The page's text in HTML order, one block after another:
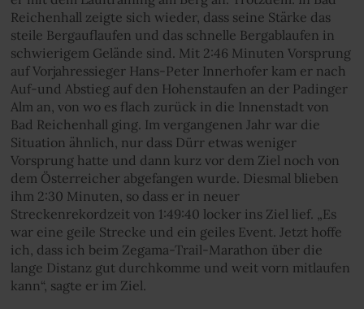
Reichenhall zeigte sich wieder, dass seine Stärke das
steile Bergauflaufen und das schnelle Bergablaufen in
schwierigem Gelände sind. Mit 2:46 Minuten Vorsprung
auf Vorjahressieger Hans-Peter Innerhofer kam er nach
Auf-und Abstieg auf den Hohenstaufen an der Padinger
Alm an, von wo es flach zurück in die Innenstadt von
Bad Reichenhall ging. Im vergangenen Jahr war die
Situation ähnlich, nur dass Dürr etwas weniger
Vorsprung hatte und dann kurz vor dem Ziel noch von
dem Österreicher abgefangen wurde. Diesmal blieben
ihm 2:30 Minuten, so dass er in neuer
Streckenrekordzeit von 1:49:40 locker ins Ziel lief. „Es
war eine geile Strecke und ein geiles Event. Jetzt hoffe
ich, dass ich beim Zegama-Trail-Marathon über die
lange Distanz gut durchkomme und weit vorn mitlaufen
kann“, sagte er im Ziel.